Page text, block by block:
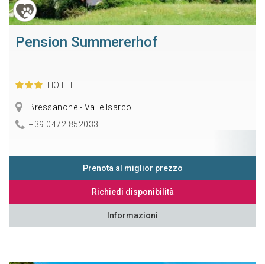
Pension Summererhof
HOTEL
Bressanone - Valle Isarco
+39 0472 852033
Prenota al miglior prezzo
Richiedi disponibilità
Informazioni